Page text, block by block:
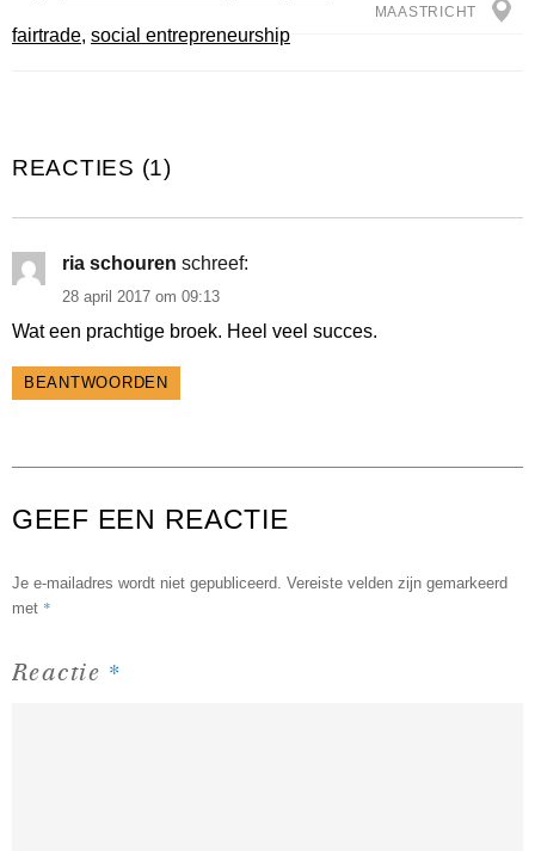
fairtrade, social entrepreneurship
MAASTRICHT
REACTIES (1)
ria schouren schreef:
28 april 2017 om 09:13
Wat een prachtige broek. Heel veel succes.
BEANTWOORDEN
GEEF EEN REACTIE
Je e-mailadres wordt niet gepubliceerd. Vereiste velden zijn gemarkeerd
met *
Reactie *